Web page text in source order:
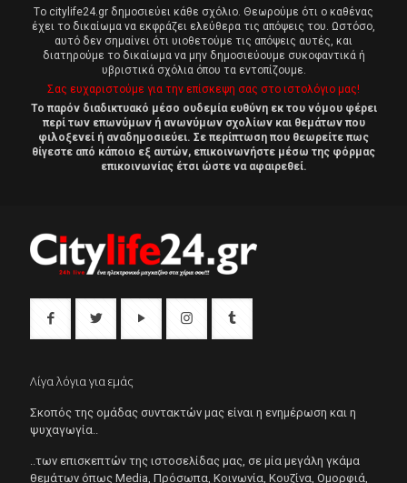
Tο citylife24.gr δημοσιεύει κάθε σχόλιο. Θεωρούμε ότι ο καθένας
έχει το δικαίωμα να εκφράζει ελεύθερα τις απόψεις του. Ωστόσο,
αυτό δεν σημαίνει ότι υιοθετούμε τις απόψεις αυτές, και
διατηρούμε το δικαίωμα να μην δημοσιεύουμε συκοφαντικά ή
υβριστικά σχόλια όπου τα εντοπίζουμε.
Σας ευχαριστούμε για την επίσκεψη σας στο ιστολόγιο μας!
Το παρόν διαδικτυακό μέσο ουδεμία ευθύνη εκ του νόμου φέρει
περί των επωνύμων ή ανωνύμων σχολίων και θεμάτων που
φιλοξενεί ή αναδημοσιεύει. Σε περίπτωση που θεωρείτε πως
θίγεστε από κάποιο εξ αυτών, επικοινωνήστε μέσω της φόρμας
επικοινωνίας έτσι ώστε να αφαιρεθεί.
Λίγα λόγια για εμάς
Σκοπός της ομάδας συντακτών μας είναι η ενημέρωση και η
ψυχαγωγία..
..των επισκεπτών της ιστοσελίδας μας, σε μία μεγάλη γκάμα
θεμάτων όπως Μedia, Πρόσωπα, Κοινωνία, Κουζίνα, Ομορφιά,